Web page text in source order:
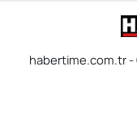
habertime.com.tr -